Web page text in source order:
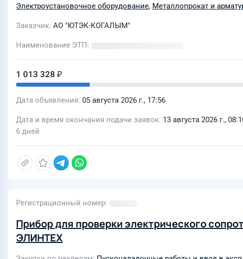
Электроустановочное оборудование, Металлопрокат и
Заказчик АО "ЮТЭК-КОГАЛЫМ"
Наименование ЭТП
1 013 328 ₽
Дата объявления 05 августа 2026 г., 17:56
Дата и время окончания подачи заявок 13 августа 2026 г.,
6 дней
Регистрационный номер
Прибор для проверки электрического
ЭЛИНТЕХ